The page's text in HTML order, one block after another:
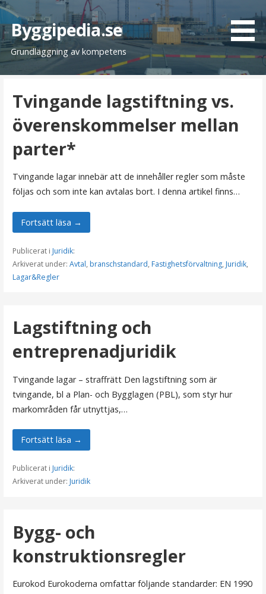
H
o
p
p
Byggipedia.se
Grundläggning av kompetens
Tvingande lagstiftning vs.
överenskommelser mellan
parter*
Tvingande lagar innebär att de innehåller regler som måste
följas och som inte kan avtalas bort. I denna artikel finns…
Fortsätt läsa →
Publicerat i Juridik:
Arkiverat under: Avtal, branschstandard, Fastighetsförvaltning, Juridik,
Lagar&Regler
Lagstiftning och
entreprenadjuridik
Tvingande lagar – straffrätt Den lagstiftning som är
tvingande, bl a Plan- och Bygglagen (PBL), som styr hur
markområden får utnyttjas,…
Fortsätt läsa →
Publicerat i Juridik:
Arkiverat under: Juridik
Bygg- och
konstruktionsregler
Eurokod Eurokoderna omfattar följande standarder: EN 1990